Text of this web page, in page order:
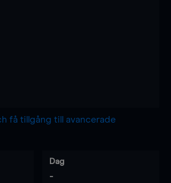
få tillgång till avancerade
Dag
-